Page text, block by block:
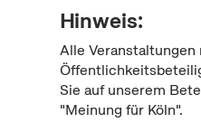
Hinweis:
Alle
Sie auf unserem
"Meinung für Köln".